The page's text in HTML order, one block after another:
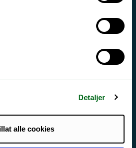
Detaljer
alle cookies
og personvern